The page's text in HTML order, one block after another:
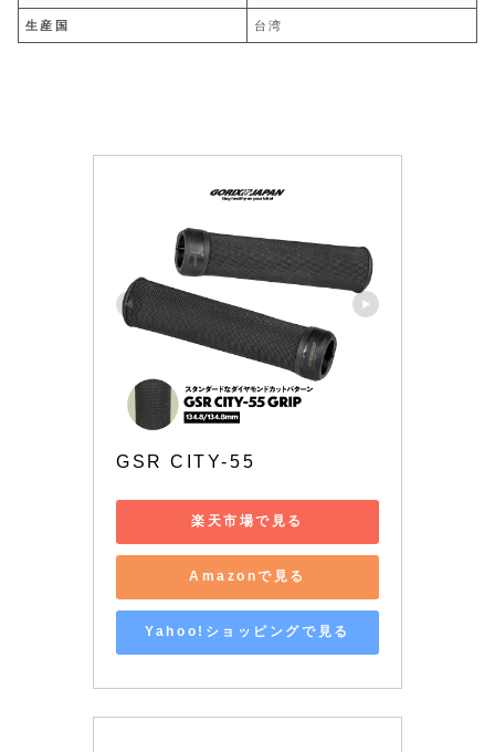
生産国 台湾
GSR CITY-55
楽天市場で見る
Amazonで見る
Yahoo!ショッピングで見る